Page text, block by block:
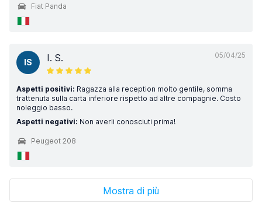
Fiat Panda
05/04/25
IS I. S.
Aspetti positivi: Ragazza alla reception molto gentile, somma
trattenuta sulla carta inferiore rispetto ad altre compagnie. Costo
noleggio basso.
Aspetti negativi: Non averli conosciuti prima!
Peugeot 208
Mostra di più